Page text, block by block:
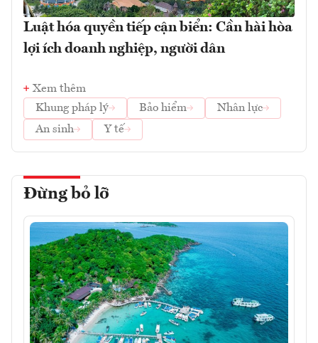
Luật hóa quyền tiếp cận biển: Cần hài hòa
lợi ích doanh nghiệp, người dân
Xem thêm
Khung pháp lý
Bảo hiểm
Nhân lực
An sinh
Y tế
Đừng bỏ lỡ